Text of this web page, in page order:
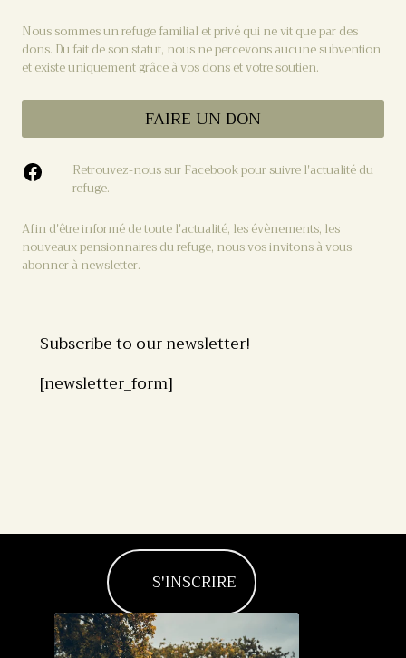
Nous sommes un refuge familial et privé qui ne vit que par des
dons. Du fait de son statut, nous ne percevons aucune subvention
et existe uniquement grâce à vos dons et votre soutien.
FAIRE UN DON
Retrouvez-nous sur Facebook pour suivre l'actualité du
refuge.
Afin d'être informé de toute l'actualité, les évènements, les
nouveaux pensionnaires du refuge, nous vos invitons à vous
abonner à newsletter.
Subscribe to our newsletter!
[newsletter_form]
S'INSCRIRE